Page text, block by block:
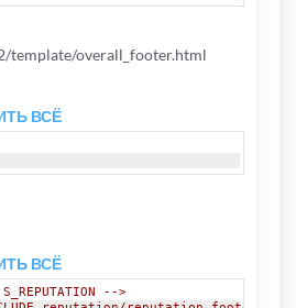
template/overall_footer.html
ВСЁ
ВСЁ
-->